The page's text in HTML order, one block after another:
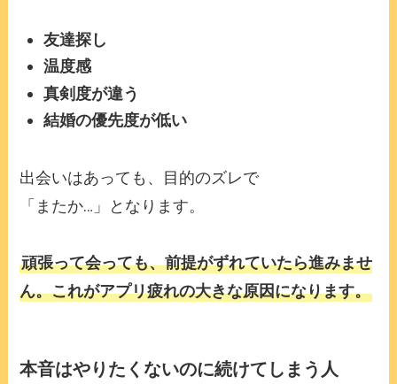
友達探し
温度感
真剣度が違う
結婚の優先度が低い
出会いはあっても、目的のズレで
「またか…」となります。
頑張って会っても、前提がずれていたら進みませ
ん。これがアプリ疲れの大きな原因になります。
本音はやりたくないのに続けてしまう人